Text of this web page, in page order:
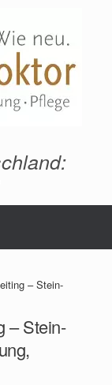
– Stein-
– Stein-